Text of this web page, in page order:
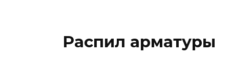
Распил арматуры